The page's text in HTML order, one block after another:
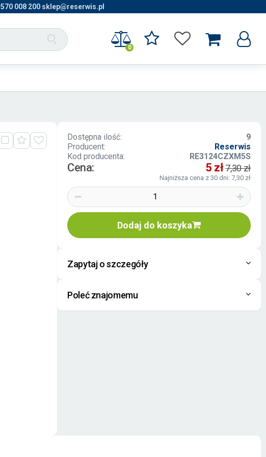
570 008 200 sklep@reserwis.pl
0
Dostępna ilość:
9
Producent:
Reserwis
Kod producenta:
RE3124CZXM5S
Cena: 5 zł7,30 zł
Najniższa cena z 30 dni: 7,30 zł
Dodaj do koszyka
Zapytaj o szczegóły
Poleć znajomemu